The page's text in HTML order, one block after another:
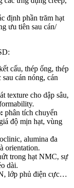
định phần trăm hạt
ưu tiên sau cán/
cấu, thép ống, thép
cán nóng, cán
texture cho dập sâu,
phân tích chuyển
độ mịn hạt, vùng
alumina đa
orientation.
trong hạt NMC, sự
dài.
lớp phủ điện cực…